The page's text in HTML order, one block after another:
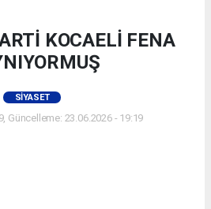
KOCAELİ FENA
SIYASET
Güncelleme: 23.06.2026 - 19:19